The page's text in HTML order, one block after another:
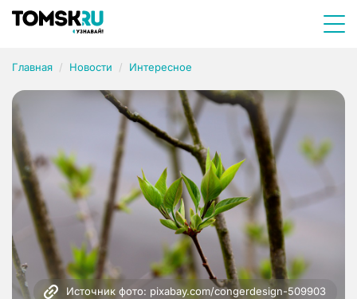
Главная Новости Интересное
Источник фото: pixabay.com/congerdesign-509903